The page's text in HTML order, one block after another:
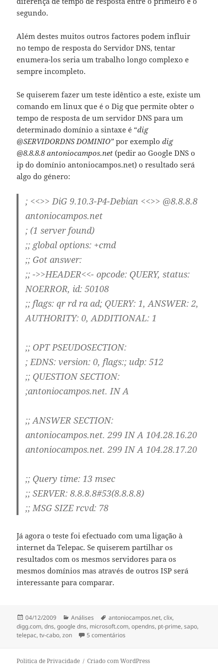
segundo.
Além destes muitos outros factores podem influir
no tempo de resposta do Servidor DNS, tentar
enumera-los seria um trabalho longo complexo e
sempre incompleto.
Se quiserem fazer um teste idêntico a este, existe um
comando em linux que é o Dig que permite obter o
tempo de resposta de um servidor DNS para um
determinado domínio a sintaxe é “dig
@SERVIDORDNS DOMINIO” por exemplodig
@8.8.8.8 antoniocampos.net (pedir ao Google DNS o
ip do domínio antoniocampos.net) o resultado será
algo do género:
; <<>> DiG 9.10.3-P4-Debian <<>> @8.8.8.8
antoniocampos.net
; (1 server found)
;; global options: +cmd
;; Got answer:
;; ->>HEADER<<- opcode: QUERY, status:
NOERROR, id: 50108
;; flags: qr rd ra ad; QUERY: 1, ANSWER: 2,
AUTHORITY: 0, ADDITIONAL: 1
;; OPT PSEUDOSECTION:
; EDNS: version: 0, flags:; udp: 512
;; QUESTION SECTION:
;antoniocampos.net. IN A
;; ANSWER SECTION:
antoniocampos.net. 299 IN A 104.28.16.20
antoniocampos.net. 299 IN A 104.28.17.20
;; Query time: 13 msec
;; SERVER: 8.8.8.8#53(8.8.8.8)
;; MSG SIZE rcvd: 78
Já agora o teste foi efectuado com uma ligação à
internet da Telepac. Se quiserem partilhar os
resultados com os mesmos servidores para os
mesmos domínios mas através de outros ISP será
interessante para comparar.
Publicado
a
04/12/2009 Categorias
Análises Etiquetas
antoniocampos.net,clix,
digg.com,dns,google dns, microsoft.com,opendns, pt-prime,sapo,
telepac,tv-cabo,zon 5 comentários
Politica de Privacidade Criado com WordPress